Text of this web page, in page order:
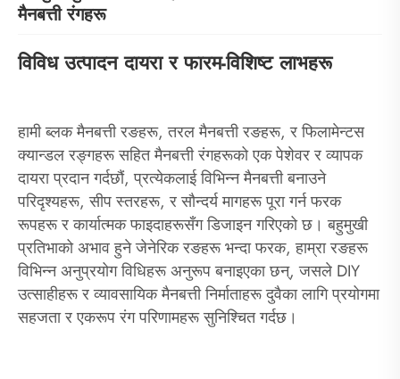
मैनबत्ती रंगहरू
विविध उत्पादन दायरा र फारम-विशिष्ट लाभहरू
हामी ब्लक मैनबत्ती रङहरू, तरल मैनबत्ती रङहरू, र फिलामेन्टस
क्यान्डल रङ्गहरू सहित मैनबत्ती रंगहरूको एक पेशेवर र व्यापक
दायरा प्रदान गर्दछौं, प्रत्येकलाई विभिन्न मैनबत्ती बनाउने
परिदृश्यहरू, सीप स्तरहरू, र सौन्दर्य मागहरू पूरा गर्न फरक
रूपहरू र कार्यात्मक फाइदाहरूसँग डिजाइन गरिएको छ। बहुमुखी
प्रतिभाको अभाव हुने जेनेरिक रङहरू भन्दा फरक, हाम्रा रङहरू
विभिन्न अनुप्रयोग विधिहरू अनुरूप बनाइएका छन्, जसले DIY
उत्साहीहरू र व्यावसायिक मैनबत्ती निर्माताहरू दुवैका लागि प्रयोगमा
सहजता र एकरूप रंग परिणामहरू सुनिश्चित गर्दछ।